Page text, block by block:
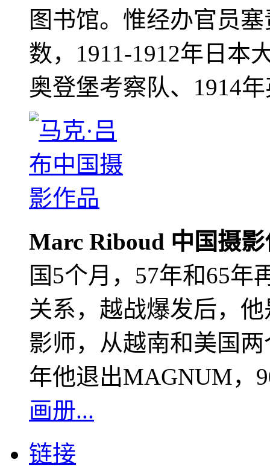
图书馆。惟经办官员
数，1911-1912年日本
奥登堡考察队、1914
Marc Riboud 中国摄
国5个月，57年和65年
关系，越战爆发后，
影师，从越南和美国
年他退出MAGNUM，
画册...
链接